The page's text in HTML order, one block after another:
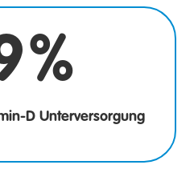
%
D Unterversorgung